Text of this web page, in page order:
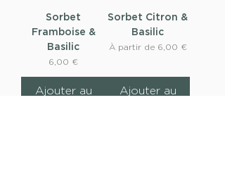
Sorbet
Framboise &
Basilic
Prix
6,00 €
Ajouter au
Sorbet Citron &
Basilic
À partir de 6,00 €
Prix promotionnel
Ajouter au